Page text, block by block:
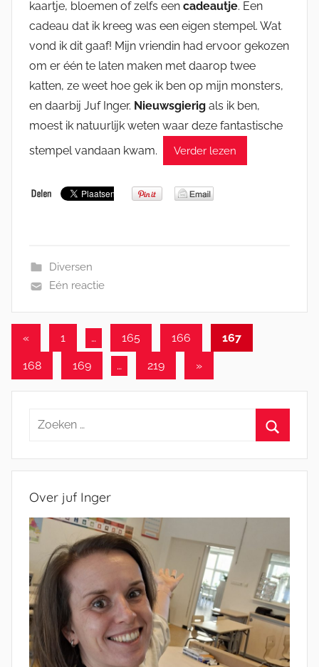
kaartje, bloemen of zelfs een cadeautje. Een
cadeau dat ik kreeg was een eigen stempel. Wat
vond ik dit gaaf! Mijn vriendin had ervoor gekozen
om er één te laten maken met daarop twee
katten, ze weet hoe gek ik ben op mijn monsters,
en daarbij Juf Inger. Nieuwsgierig als ik ben,
moest ik natuurlijk weten waar deze fantastische
stempel vandaan kwam.
Verder lezen
Diversen
Eén reactie
Berichten
paginering
«Vorige1 … 165 166 167
168 169 … 219
Volgende
»
Zoeken
Over juf Inger